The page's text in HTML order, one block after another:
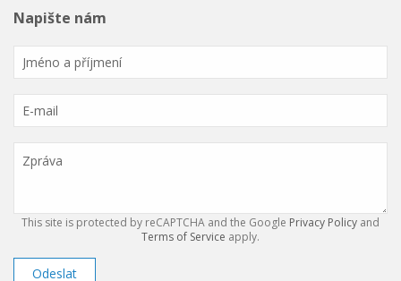
Napište nám
This site is protected by reCAPTCHA and the Google Privacy Policy and
Terms of Service apply.
Odeslat